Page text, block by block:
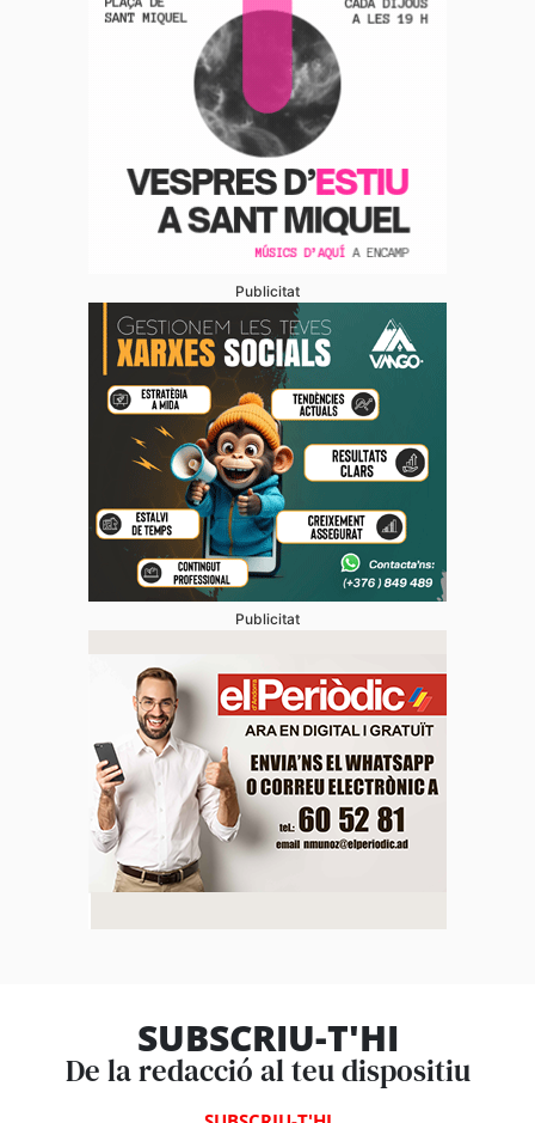
Publicitat
Publicitat
SUBSCRIU-T'HI
De la redacció al teu dispositiu